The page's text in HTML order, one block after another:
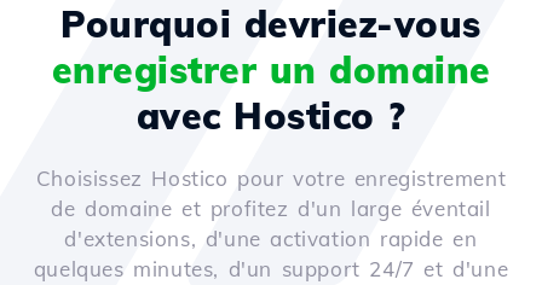
Pourquoi devriez-vous
enregistrer un domaine
avec Hostico ?
Choisissez Hostico pour votre enregistrement
de domaine et profitez d'un large éventail
d'extensions, d'une activation rapide en
quelques minutes, d'un support 24/7 et d'une